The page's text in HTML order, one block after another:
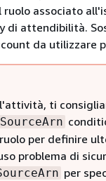
associato
di attendibilità.
da utilizzare
ti
per definire
problema di
per